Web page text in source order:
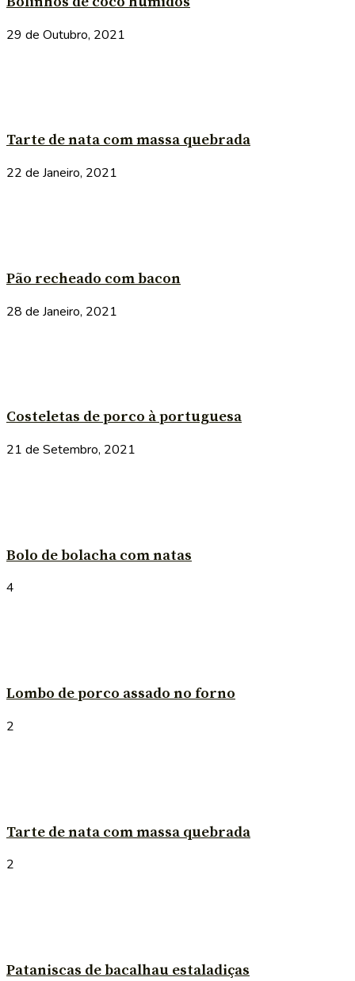
29 de Outubro, 2021
Tarte de nata com massa quebrada
22 de Janeiro, 2021
Pão recheado com bacon
28 de Janeiro, 2021
Costeletas de porco à portuguesa
21 de Setembro, 2021
Bolo de bolacha com natas
4
Lombo de porco assado no forno
2
Tarte de nata com massa quebrada
2
Pataniscas de bacalhau estaladiças